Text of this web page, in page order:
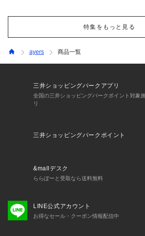
特集をもっと見る
ayers 商品一覧
三井ショッピングパークアプリ
全国の三井ショッピングパークポイント対象
リ
三井ショッピングパークポイント
&mallデスク
ららぽーと受取なら送料無料
LINE公式アカウント
お得なセール・クーポン情報配信中